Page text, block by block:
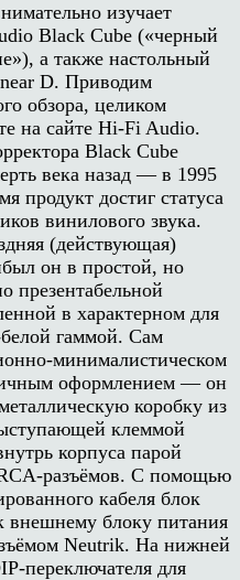
изучает
Black Cube («черный
а также настольный
D. Приводим
обзора, целиком
на сайте Hi-Fi Audio.
Black Cube
века назад — в 1995
продукт достиг статуса
винилового звука.
(действующая)
он в простой, но
презентабельной
в характерном для
гаммой. Сам
минималистическом
оформлением — он
коробку из
клеммой
корпуса парой
разъёмов. С помощью
кабеля блок
внешнему блоку питания
Neutrik. На нижней
переключателя для